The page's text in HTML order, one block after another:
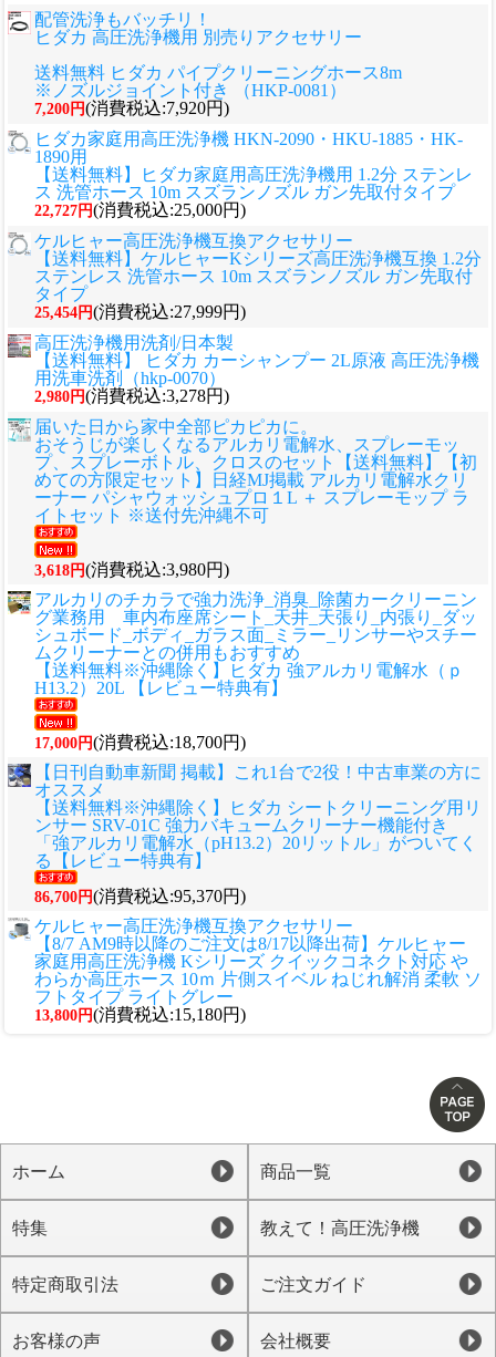
配管洗浄もバッチリ！
ヒダカ 高圧洗浄機用 別売りアクセサリー
送料無料 ヒダカ パイプクリーニングホース8m
※ノズルジョイント付き （HKP-0081）
7,200円(消費税込:7,920円)
ヒダカ家庭用高圧洗浄機 HKN-2090・HKU-1885・HK-
1890用
【送料無料】ヒダカ家庭用高圧洗浄機用 1.2分 ステンレ
ス 洗管ホース 10m スズランノズル ガン先取付タイプ
22,727円(消費税込:25,000円)
ケルヒャー高圧洗浄機互換アクセサリー
【送料無料】ケルヒャーKシリーズ高圧洗浄機互換 1.2分
ステンレス 洗管ホース 10m スズランノズル ガン先取付
タイプ
25,454円(消費税込:27,999円)
高圧洗浄機用洗剤/日本製
【送料無料】 ヒダカ カーシャンプー 2L原液 高圧洗浄機
用洗車洗剤（hkp-0070）
2,980円(消費税込:3,278円)
届いた日から家中全部ピカピカに。
おそうじが楽しくなるアルカリ電解水、スプレーモッ
プ、スプレーボトル、クロスのセット
【送料無料】【初
めての方限定セット】日経MJ掲載 アルカリ電解水クリ
ーナー パシャウォッシュプロ１L ＋ スプレーモップ ラ
イトセット ※送付先沖縄不可
3,618円(消費税込:3,980円)
アルカリのチカラで強力洗浄_消臭_除菌カークリーニン
グ業務用 車内布座席シート_天井_天張り_内張り_ダッ
シュボード_ボディ_ガラス面_ミラー_リンサーやスチー
ムクリーナーとの併用もおすすめ
【送料無料※沖縄除く】ヒダカ 強アルカリ電解水（ｐ
H13.2）20L 【レビュー特典有】
17,000円(消費税込:18,700円)
【日刊自動車新聞 掲載】これ1台で2役！中古車業の方に
オススメ
【送料無料※沖縄除く】ヒダカ シートクリーニング用リ
ンサー SRV-01C 強力バキュームクリーナー機能付き
「強アルカリ電解水（pH13.2）20リットル」がついてく
る【レビュー特典有】
86,700円(消費税込:95,370円)
ケルヒャー高圧洗浄機互換アクセサリー
【8/7 AM9時以降のご注文は8/17以降出荷】ケルヒャー
家庭用高圧洗浄機 Kシリーズ クイックコネクト対応 や
わらか高圧ホース 10ｍ 片側スイベル ねじれ解消 柔軟 ソ
フトタイプ ライトグレー
13,800円(消費税込:15,180円)
ホーム 商品一覧
特集 教えて！高圧洗浄機
特定商取引法 ご注文ガイド
お客様の声 会社概要